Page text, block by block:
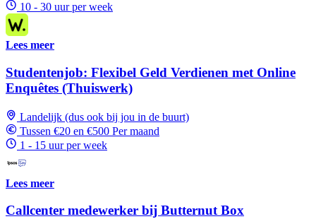
10 - 30 uur per week
Lees meer
Studentenjob: Flexibel Geld Verdienen met Online
Enquêtes (Thuiswerk)
Landelijk (dus ook bij jou in de buurt)
Tussen €20 en €500 Per maand
1 - 15 uur per week
Lees meer
Callcenter medewerker bij Butternut Box